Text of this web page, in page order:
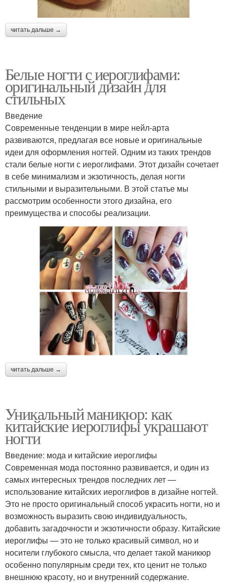
читать дальше →
Белые ногти с иероглифами:
оригинальный дизайн для
стильных
Введение
Современные тенденции в мире нейл-арта
развиваются, предлагая все новые и оригинальные
идеи для оформления ногтей. Одним из таких трендов
стали белые ногти с иероглифами. Этот дизайн сочетает
в себе минимализм и экзотичность, делая ногти
стильными и выразительными. В этой статье мы
рассмотрим особенности этого дизайна, его
преимущества и способы реализации.
читать дальше →
Уникальный маникюр: как
китайские иероглифы украшают
ногти
Введение: мода и китайские иероглифы
Современная мода постоянно развивается, и один из
самых интересных трендов последних лет —
использование китайских иероглифов в дизайне ногтей.
Это не просто оригинальный способ украсить ногти, но и
возможность выразить свою индивидуальность,
добавить загадочности и экзотичности образу. Китайские
иероглифы — это не только красивый символ, но и
носители глубокого смысла, что делает такой маникюр
особенно популярным среди тех, кто ценит не только
внешнюю красоту, но и внутренний содержание.